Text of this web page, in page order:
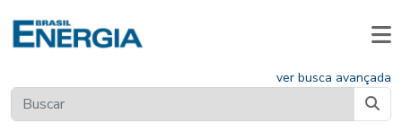
ver busca avançada